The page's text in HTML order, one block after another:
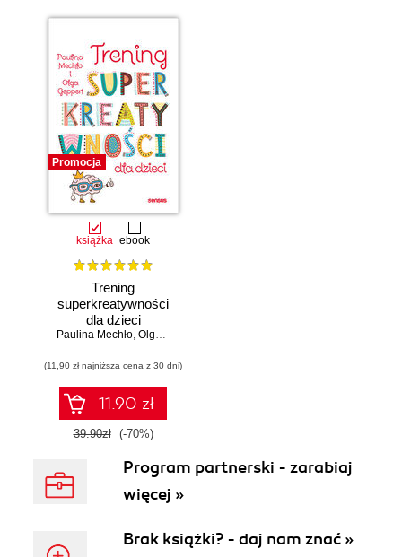
Promocja
książka ebook
Trening
superkreatywności
dla dzieci
Paulina Mechło, Olga Geppert
(11,90 zł najniższa cena z 30 dni)
11.90 zł
39.90zł (-70%)
Program partnerski - zarabiaj
więcej »
Brak książki? - daj nam znać »